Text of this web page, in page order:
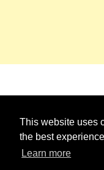
This website uses
the best
Learn more
Mein Wunsch: dass
alle Menschen den
Kriegstreibern